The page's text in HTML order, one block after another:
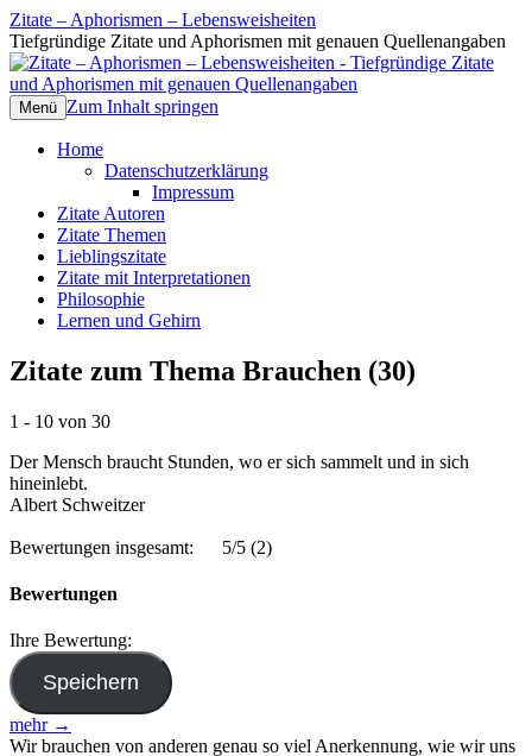
Zitate – Aphorismen – Lebensweisheiten
Tiefgründige Zitate und Aphorismen mit genauen Quellenangaben
Menü Zum Inhalt springen
Home
Datenschutzerklärung
Impressum
Zitate Autoren
Zitate Themen
Lieblingszitate
Zitate mit Interpretationen
Philosophie
Lernen und Gehirn
Zitate zum Thema Brauchen (30)
1 - 10 von 30
Der Mensch braucht Stunden, wo er sich sammelt und in sich
hineinlebt.
Albert Schweitzer
Bewertungen insgesamt: 5/5 (2)
Bewertungen
Ihre Bewertung:
mehr →
Wir brauchen von anderen genau so viel Anerkennung, wie wir uns